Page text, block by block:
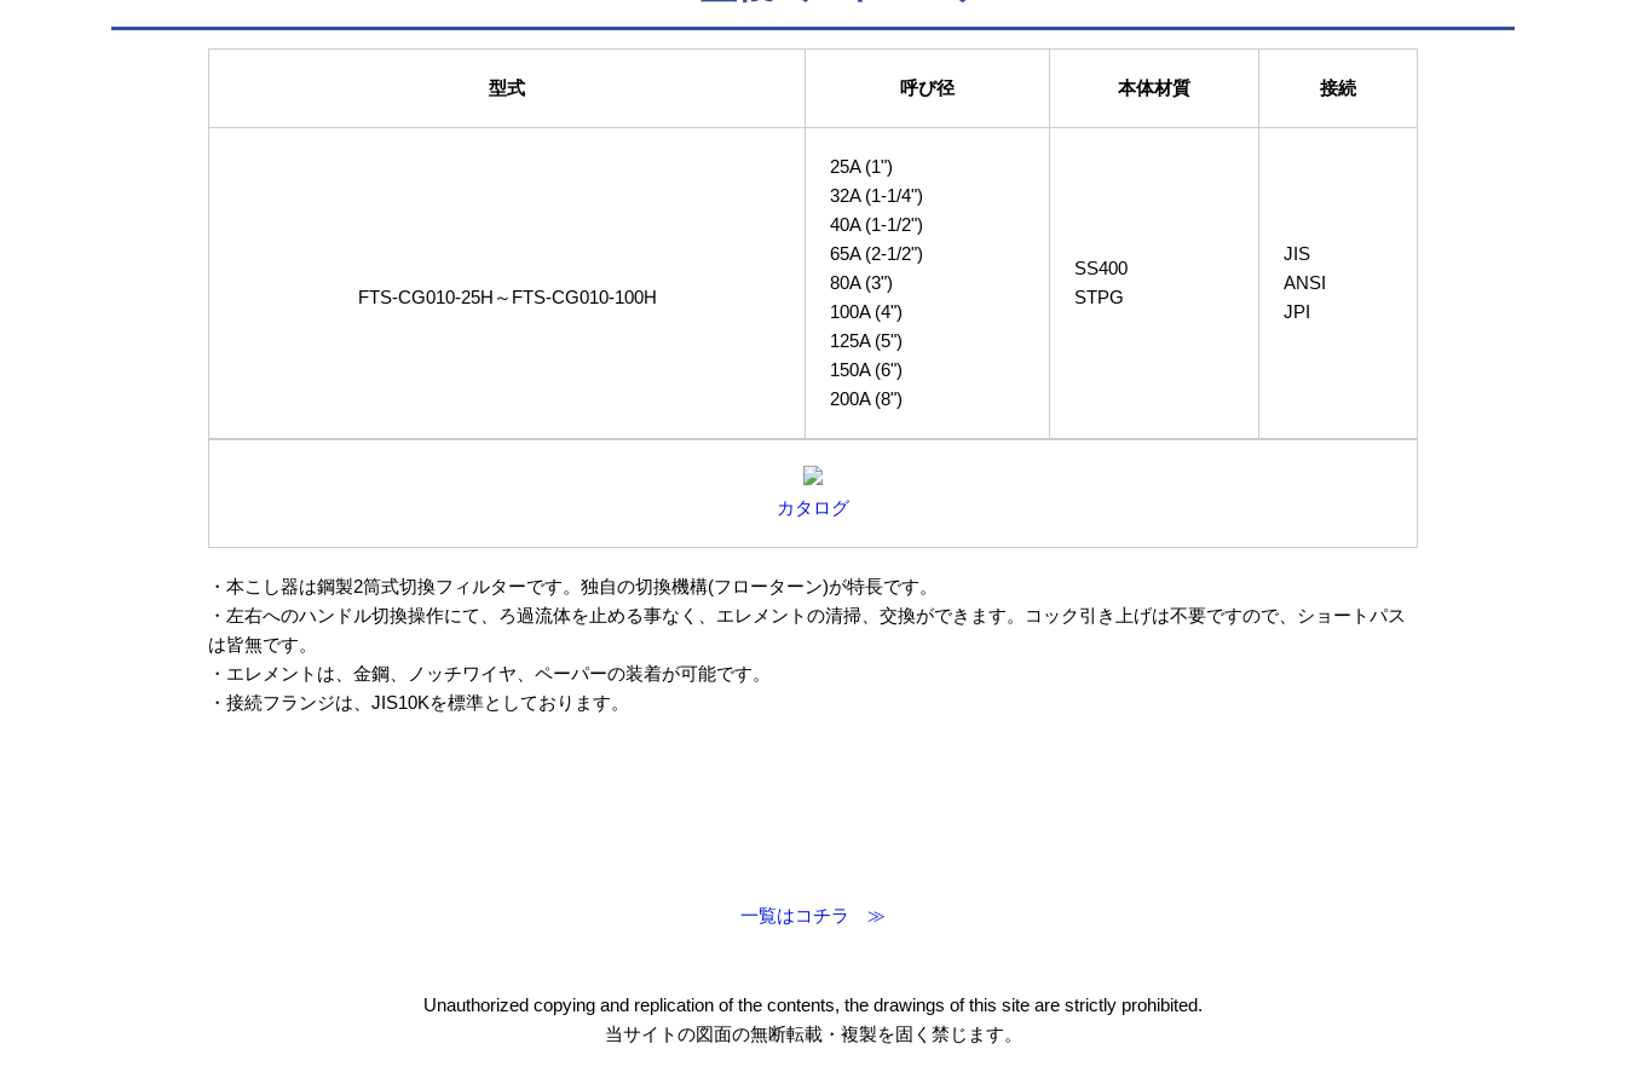
型式 呼び径 本体材質 接続
FTS-CG010-25H～FTS-CG010-100H
25A (1")
32A (1-1/4")
40A (1-1/2")
65A (2-1/2")
80A (3")
100A (4")
125A (5")
150A (6")
200A (8")
SS400
STPG
JIS
ANSI
JPI
カタログ
・本こし器は鋼製2筒式切換フィルターです。独自の切換機構(フローターン)が特長です。
・左右へのハンドル切換操作にて、ろ過流体を止める事なく、エレメントの清掃、交換ができます。コック引き上げは不要ですので、ショートパス
は皆無です。
・エレメントは、金鋼、ノッチワイヤ、ペーパーの装着が可能です。
・接続フランジは、JIS10Kを標準としております。
一覧はコチラ ≫
Unauthorized copying and replication of the contents, the drawings of this site are strictly prohibited.
当サイトの図面の無断転載・複製を固く禁じます。